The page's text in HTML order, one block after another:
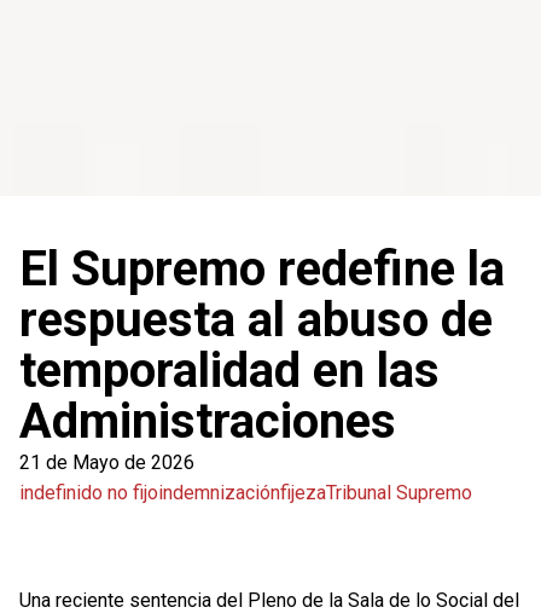
El Supremo redefine la
respuesta al abuso de
temporalidad en las
Administraciones
21 de Mayo de 2026
indefinido no fijoindemnizaciónfijezaTribunal Supremo
Una reciente sentencia del Pleno de la Sala de lo Social del